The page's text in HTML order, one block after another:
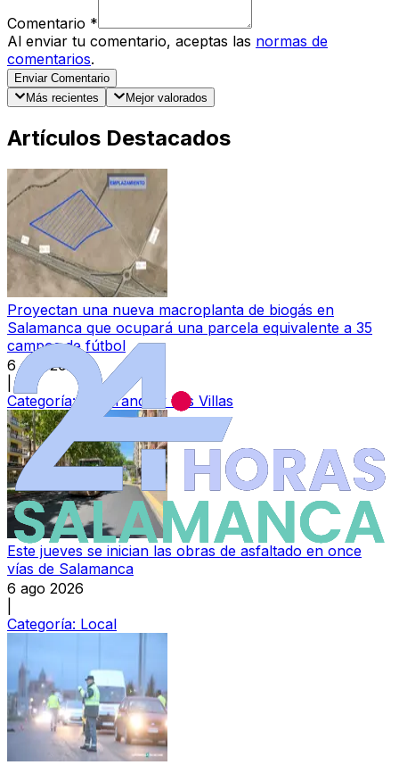
Comentario *
Al enviar tu comentario, aceptas las normas de
comentarios.
Enviar Comentario
Más recientes
Mejor valorados
Artículos Destacados
Proyectan una nueva macroplanta de biogás en
Salamanca que ocupará una parcela equivalente a 35
campos de fútbol
6 ago 2026
Categoría:
Peñaranda y Las Villas
Este jueves se inician las obras de asfaltado en once
vías de Salamanca
6 ago 2026
Categoría: Local